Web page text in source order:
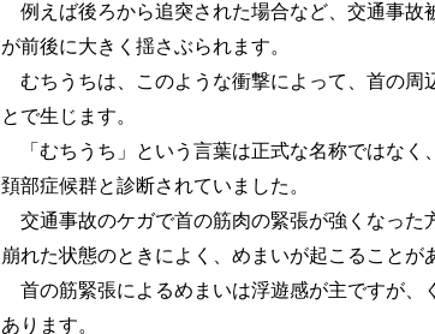
例えば後ろから追突された場合など、交通事故
が前後に大きく揺さぶられます。
むちうちは、このような衝撃によって、首の周
とで生じます。
「むちうち」という言葉は正式な名称ではなく
頚部症候群と診断されていました。
交通事故のケガで首の筋肉の緊張が強くなった
崩れた状態のときによく、めまいが起こることが
首の筋緊張によるめまいは浮遊感が主ですが、
あります。